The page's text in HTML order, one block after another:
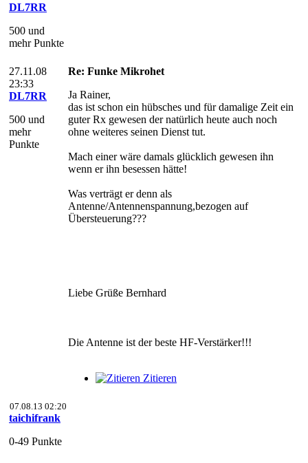
DL7RR
500 und
mehr Punkte
27.11.08
23:33
DL7RR
500 und
mehr
Punkte
Re: Funke Mikrohet
Ja Rainer,
das ist schon ein hübsches und für damalige Zeit ein
guter Rx gewesen der natürlich heute auch noch
ohne weiteres seinen Dienst tut.
Mach einer wäre damals glücklich gewesen ihn
wenn er ihn besessen hätte!
Was verträgt er denn als
Antenne/Antennenspannung,bezogen auf
Übersteuerung???
Liebe Grüße Bernhard
Die Antenne ist der beste HF-Verstärker!!!
Zitieren
07.08.13 02:20
taichifrank
0-49 Punkte